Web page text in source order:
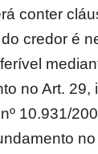
conter
credor é
no Art. 29,
10.931/